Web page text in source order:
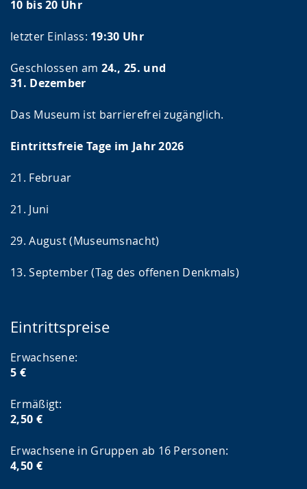
10 bis 20 Uhr
letzter Einlass: 19:30 Uhr
Geschlossen am 24., 25. und
31. Dezember
Das Museum ist barrierefrei zugänglich.
Eintrittsfreie Tage im Jahr 2026
21. Februar
21. Juni
29. August (Museumsnacht)
13. September (Tag des offenen Denkmals)
Eintrittspreise
Erwachsene:
5 €
Ermäßigt:
2,50 €
Erwachsene in Gruppen ab 16 Personen:
4,50 €